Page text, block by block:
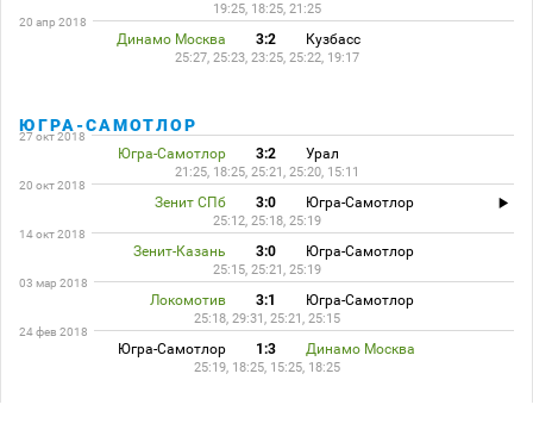
19:25, 18:25, 21:25
20 апр 2018
Динамо Москва 3:2 Кузбасс
25:27, 25:23, 23:25, 25:22, 19:17
ЮГРА-САМОТЛОР
27 окт 2018
Югра-Самотлор 3:2 Урал
21:25, 18:25, 25:21, 25:20, 15:11
20 окт 2018
Зенит СПб 3:0 Югра-Самотлор
25:12, 25:18, 25:19
14 окт 2018
Зенит-Казань 3:0 Югра-Самотлор
25:15, 25:21, 25:19
03 мар 2018
Локомотив 3:1 Югра-Самотлор
25:18, 29:31, 25:21, 25:15
24 фев 2018
Югра-Самотлор 1:3 Динамо Москва
25:19, 18:25, 15:25, 18:25